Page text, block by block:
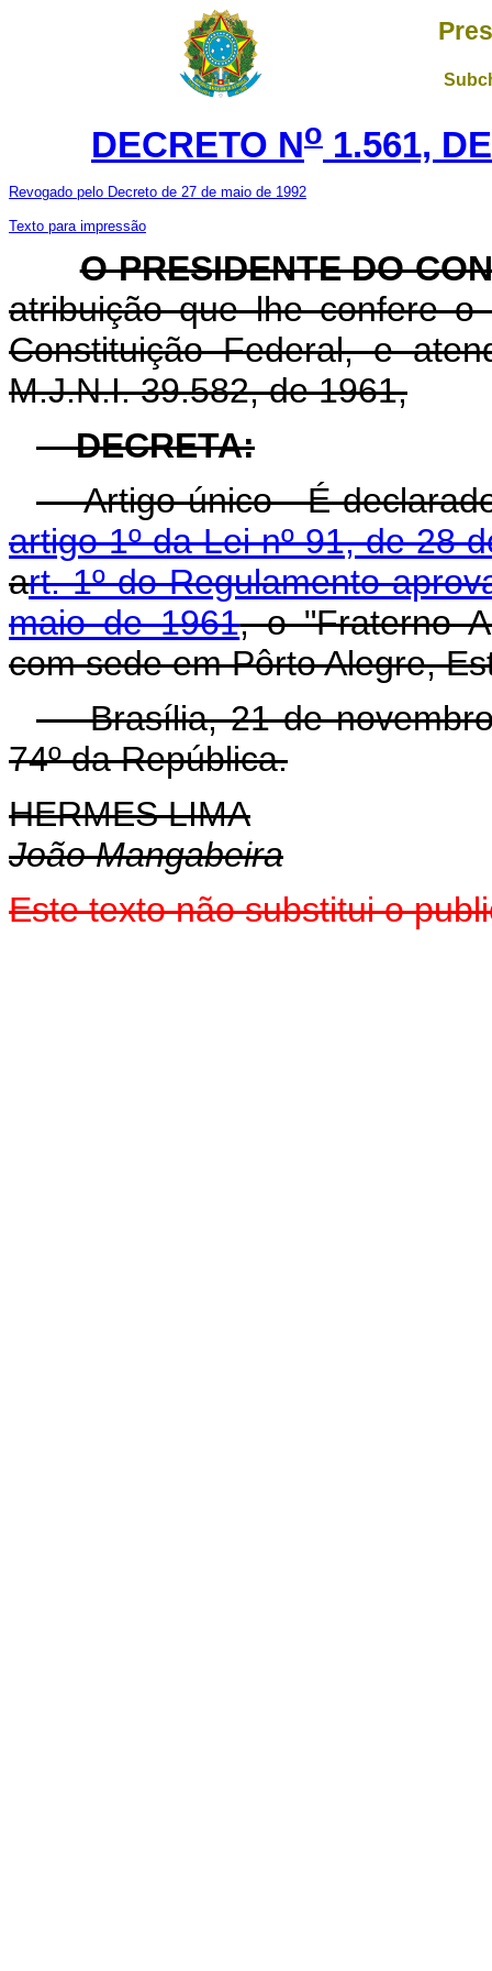
DECRETO No 1.561,
Revogado pelo Decreto de 27 de maio de 1992
Texto para impressão
O PRESIDENTE DO
atribuição que lhe confere
Constituição Federal, e
M.J.N.I. 39.582, de 1961,
DECRETA:
Artigo único - É declarado
artigo 1º da Lei nº 91, de 28
art. 1º do Regulamento
maio de 1961, o "Fraterno
com sede em Pôrto Alegre,
Brasília, 21 de novembro
74º da República.
HERMES LIMA
João Mangabeira
Este texto não substitui o